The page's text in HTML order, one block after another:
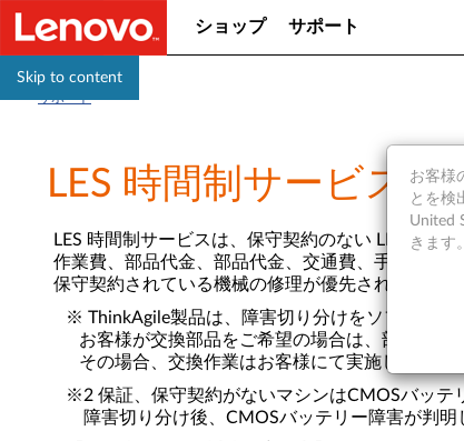
Skip to content
ショップ サポート
サポート
LES 時間制サービス
LES 時間制サービスは、保守契約のない LES マシ
作業費、部品代金、部品代金、交通費、手数料な
保守契約されている機械の修理が優先されるため
※ ThinkAgile製品は、障害切り分けをソフトウェ
お客様が交換部品をご希望の場合は、部品販売
その場合、交換作業はお客様にて実施していた
※2 保証、保守契約がないマシンはCMOSバッテ
障害切り分け後、CMOSバッテリー障害が判明
お客様
とを検
United
きます